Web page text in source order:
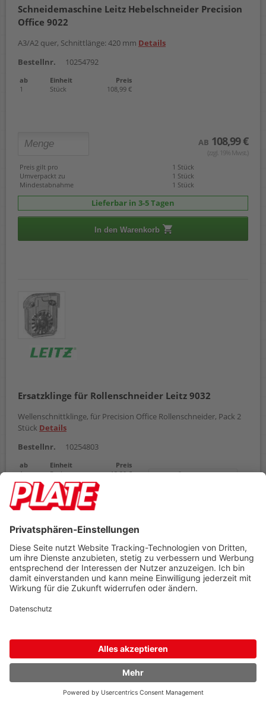
Schneidemaschine Leitz Hebelschneider Precision
Office 9022
A3/A2 quer, Schnittlänge: 420 mm Details
Bestellnr.
10254792
ab Einheit
Preis
1
Stück 108,99 €
AB 108,99 €
(zzgl. 19% Mwst.)
Preis gilt pro
1 Stück
Umverpackt zu
1 Stück
Mindestabnahme
1 Stück
Lieferbar in 3-5 Tagen
In den Warenkorb
Ersatzklinge für Rollenschneider Leitz 9032
Wellenschnittklinge, für Precision Office Rollenschneider, Pack 2
Stück Details
Bestellnr.
10254803
ab Einheit
Preis
1
Packung 12,29 €
(zzgl. 19% Mwst.)
Preis gilt pro
1 Packung
Umverpackt zu
1 Packung
Mindestabnahme
1 Packung
Sortieren nach
60 Ergebnisse
Artikel pro Seite